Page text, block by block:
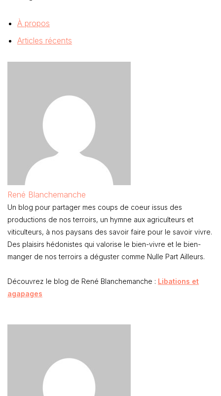
À propos
Articles récents
René Blanchemanche
Un blog pour partager mes coups de coeur issus des
productions de nos terroirs, un hymne aux agriculteurs et
viticulteurs, à nos paysans des savoir faire pour le savoir vivre.
Des plaisirs hédonistes qui valorise le bien-vivre et le bien-
manger de nos terroirs a déguster comme Nulle Part Ailleurs.
Découvrez le blog de René Blanchemanche : Libations et
agapages